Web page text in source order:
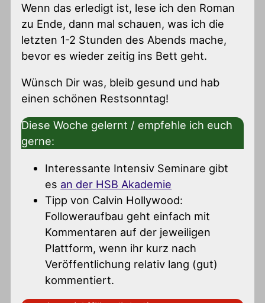
Wenn das erledigt ist, lese ich den Roman
zu Ende, dann mal schauen, was ich die
letzten 1-2 Stunden des Abends mache,
bevor es wieder zeitig ins Bett geht.
Wünsch Dir was, bleib gesund und hab
einen schönen Restsonntag!
Diese Woche gelernt / empfehle ich euch
gerne:
Interessante Intensiv Seminare gibt
es an der HSB Akademie
Tipp von Calvin Hollywood:
Followeraufbau geht einfach mit
Kommentaren auf der jeweiligen
Plattform, wenn ihr kurz nach
Veröffentlichung relativ lang (gut)
kommentiert.